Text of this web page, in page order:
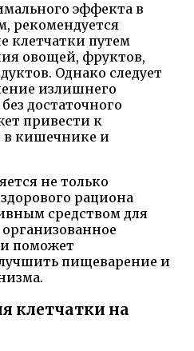
эффекта в
рекомендуется
клетчатки путем
овощей, фруктов,
Однако следует
излишнего
достаточного
привести к
в кишечнике и
не только
рациона
средством для
поможет
пищеварение и
клетчатки на